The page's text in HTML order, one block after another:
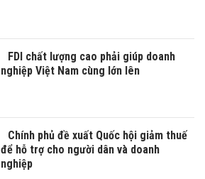
FDI chất lượng cao phải giúp doanh
nghiệp Việt Nam cùng lớn lên
Chính phủ đề xuất Quốc hội giảm thuế
để hỗ trợ cho người dân và doanh
nghiệp